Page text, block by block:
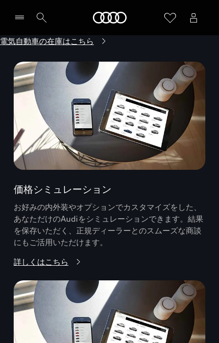
電気自動車の在庫はこちら
価格シミュレーション
お好みの内外装やオプションでカスタマイズをした、
あなただけのAudiをシミュレーションできます。結果
を保存いただく、正規ディーラーとのスムーズな商談
にもご活用いただけます。
詳しくはこちら